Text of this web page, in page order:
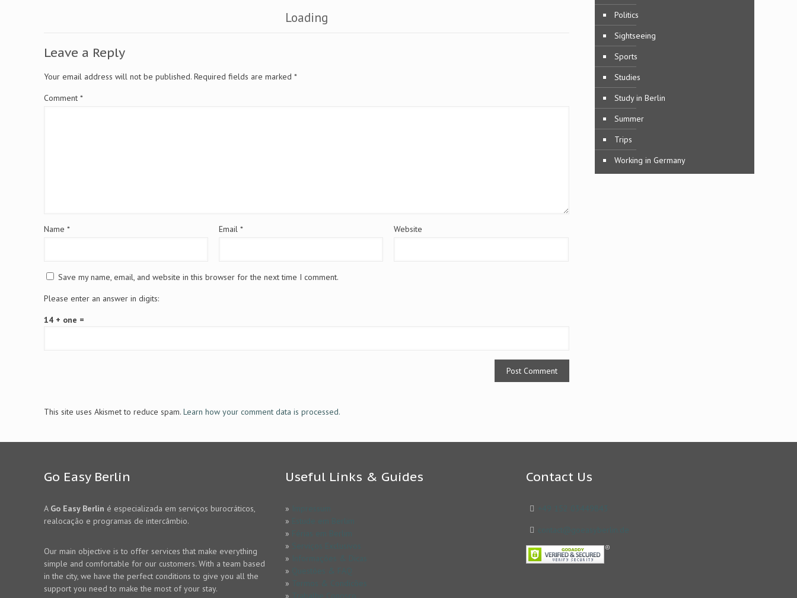
Loading
Leave a Reply
Your email address will not be published. Required fields are marked *
Comment *
Name * Email* Website
Save my name, email, and website in this browser for the next time I comment.
Please enter an answer in digits:
14 + one =
This site uses Akismet to reduce spam. Learn how your comment data is processed.
Politics
Sightseeing
Sports
Studies
Study in Berlin
Summer
Trips
Working in Germany
Go Easy Berlin
A Go Easy Berlin é especializada em serviços burocráticos,
realocação e programas de intercâmbio.
Our main objective is to offer services that make everything
simple and comfortable for our customers. With a team based
in the city, we have the perfect conditions to give you all the
support you need to make the most of your stay.
Useful Links & Guides
»
»
»
»
»
»
»
»
Contact Us